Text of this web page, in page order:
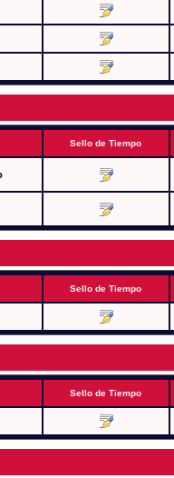
Sello de Tiempo
Sello de Tiempo
Sello de Tiempo